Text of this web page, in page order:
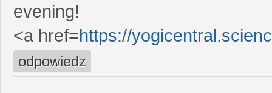
evening!
<a href=https://
odpowiedz